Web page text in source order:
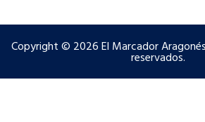
Copyright © 2026 El Marcador
reservados.